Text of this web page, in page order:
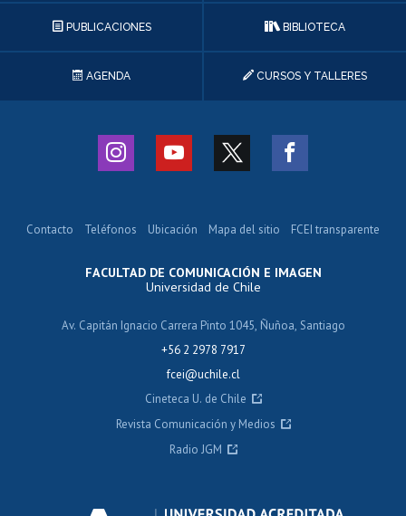
PUBLICACIONES BIBLIOTECA
AGENDA CURSOS Y TALLERES
FACULTAD DE COMUNICACIÓN E IMAGEN
Universidad de Chile
Av. Capitán Ignacio Carrera Pinto 1045, Ñuñoa, Santiago
+56 2 2978 7917
fcei@uchile.cl
Contacto Teléfonos Ubicación Mapa del sitio FCEI transparente
Cineteca U. de Chile
Revista Comunicación y Medios
Radio JGM